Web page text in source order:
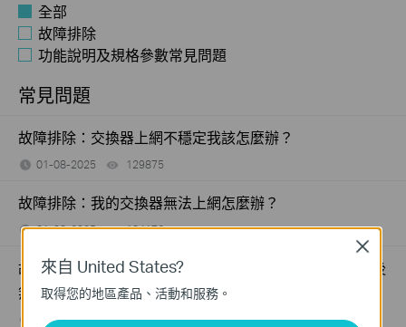
全部
故障排除
功能說明及規格參數常見問題
常見問題
故障排除：交換器上網不穩定我該怎麼辦？
01-08-2025 129875
故障排除：我的交換器無法上網怎麼辦？
01-08-2025 184176views
故障排除：為什麼我的 PoE 受電裝置連接到 PoE 交換器後
無法正常運作
09-23-2025 391582views
來自 United States?
取得您的地區產品、活動和服務。
Close